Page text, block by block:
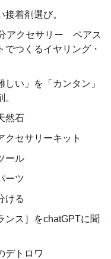
接着剤選び。
アクセサリー ペアス
でつくるイヤリング・
しい」を「カンタン」
然石
クセサリーキット
ール
ーツ
ける
ンス］をchatGPTに聞
デトロワ